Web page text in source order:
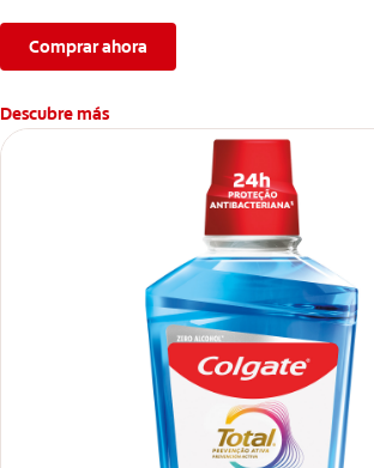
Comprar ahora
Descubre más